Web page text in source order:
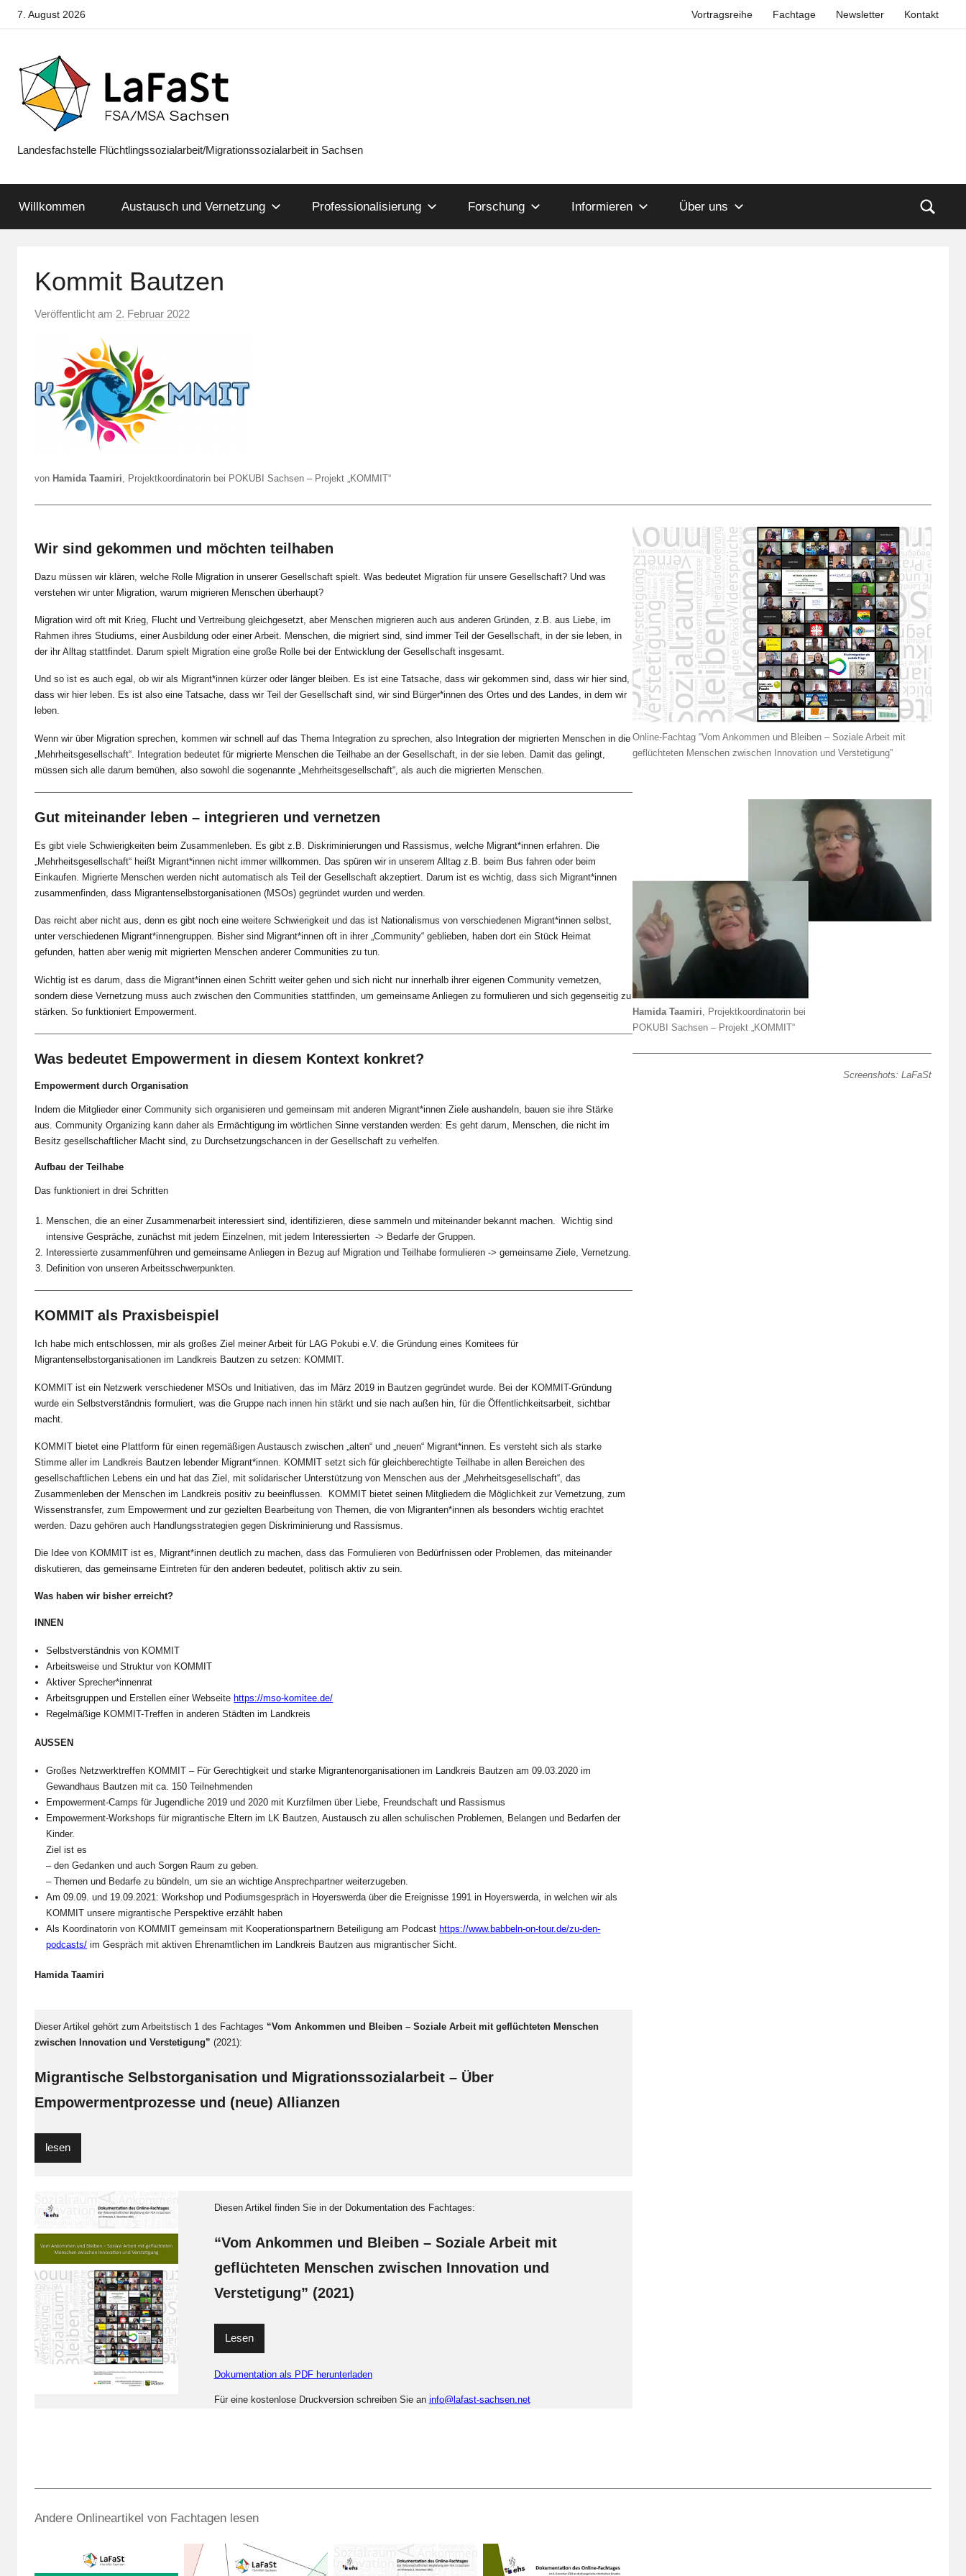
Zum7. August 2026 Vortragsreihe Fachtage Newsletter Kontakt
LaFaSt
FSA/MSA
Landesfachstelle Flüchtlingssozialarbeit/Migrationssozialarbeit in Sachsen
Willkommen Austausch und Vernetzung Professionalisierung Forschung Informieren Über uns
Kommit Bautzen
Veröffentlicht am 2. Februar 2022
a
F
von Hamida Taamiri , Projektkoordinatorin bei POKUBI Sachsen – Projekt „KOMMIT“
Wir sind gekommen und möchten teilhaben
Dazu müssen wir klären, welche Rolle Migration in unserer Gesellschaft spielt. Was bedeutet Migration für unsere Gesellschaft? Und was
verstehen wir unter Migration, warum migrieren Menschen überhaupt?
Migration wird oft mit Krieg, Flucht und Vertreibung gleichgesetzt, aber Menschen migrieren auch aus anderen Gründen, z.B. aus Liebe, im
Rahmen ihres Studiums, einer Ausbildung oder einer Arbeit. Menschen, die migriert sind, sind immer Teil der Gesellschaft, in der sie leben, in
der ihr Alltag stattfindet. Darum spielt Migration eine große Rolle bei der Entwicklung der Gesellschaft insgesamt.
Und so ist es auch egal, ob wir als Migrant*innen kürzer oder länger bleiben. Es ist eine Tatsache, dass wir gekommen sind, dass wir hier sind,
dass wir hier leben. Es ist also eine Tatsache, dass wir Teil der Gesellschaft sind, wir sind Bürger*innen des Ortes und des Landes, in dem wir
leben.
Wenn wir über Migration sprechen, kommen wir schnell auf das Thema Integration zu sprechen, also Integration der migrierten Menschen in die
„Mehrheitsgesellschaft“. Integration bedeutet für migrierte Menschen die Teilhabe an der Gesellschaft, in der sie leben. Damit das gelingt,
müssen sich alle darum bemühen, also sowohl die sogenannte „Mehrheitsgesellschaft“, als auch die migrierten Menschen.
Gut miteinander leben – integrieren und vernetzen
Es gibt viele Schwierigkeiten beim Zusammenleben. Es gibt z.B. Diskriminierungen und Rassismus, welche Migrant*innen erfahren. Die
„Mehrheitsgesellschaft“ heißt Migrant*innen nicht immer willkommen. Das spüren wir in unserem Alltag z.B. beim Bus fahren oder beim
Einkaufen. Migrierte Menschen werden nicht automatisch als Teil der Gesellschaft akzeptiert. Darum ist es wichtig, dass sich Migrant*innen
zusammenfinden, dass Migrantenselbstorganisationen (MSOs) gegründet wurden und werden.
Das reicht aber nicht aus, denn es gibt noch eine weitere Schwierigkeit und das ist Nationalismus von verschiedenen Migrant*innen selbst,
unter verschiedenen Migrant*innengruppen. Bisher sind Migrant*innen oft in ihrer „Community“ geblieben, haben dort ein Stück Heimat
gefunden, hatten aber wenig mit migrierten Menschen anderer Communities zu tun.
Wichtig ist es darum, dass die Migrant*innen einen Schritt weiter gehen und sich nicht nur innerhalb ihrer eigenen Community vernetzen,
sondern diese Vernetzung muss auch zwischen den Communities stattfinden, um gemeinsame Anliegen zu formulieren und sich gegenseitig zu
stärken. So funktioniert Empowerment.
Was bedeutet Empowerment in diesem Kontext konkret?
Empowerment durch Organisation
Indem die Mitglieder einer Community sich organisieren und gemeinsam mit anderen Migrant*innen Ziele aushandeln, bauen sie ihre Stärke
aus. Community Organizing kann daher als Ermächtigung im wörtlichen Sinne verstanden werden: Es geht darum, Menschen, die nicht im
Besitz gesellschaftlicher Macht sind, zu Durchsetzungschancen in der Gesellschaft zu verhelfen.
Aufbau der Teilhabe
Das funktioniert in drei Schritten
Menschen, die an einer Zusammenarbeit interessiert sind, identifizieren, diese sammeln und miteinander bekannt machen. Wichtig sind
intensive Gespräche, zunächst mit jedem Einzelnen, mit jedem Interessierten -> Bedarfe der Gruppen.
Interessierte zusammenführen und gemeinsame Anliegen in Bezug auf Migration und Teilhabe formulieren -> gemeinsame Ziele, Vernetzung.
Definition von unseren Arbeitsschwerpunkten.
KOMMIT als Praxisbeispiel
Ich habe mich entschlossen, mir als großes Ziel meiner Arbeit für LAG Pokubi e.V. die Gründung eines Komitees für
Migrantenselbstorganisationen im Landkreis Bautzen zu setzen: KOMMIT.
KOMMIT ist ein Netzwerk verschiedener MSOs und Initiativen, das im März 2019 in Bautzen gegründet wurde. Bei der KOMMIT-Gründung
wurde ein Selbstverständnis formuliert, was die Gruppe nach innen hin stärkt und sie nach außen hin, für die Öffentlichkeitsarbeit, sichtbar
macht.
KOMMIT bietet eine Plattform für einen regemäßigen Austausch zwischen „alten“ und „neuen“ Migrant*innen. Es versteht sich als starke
Stimme aller im Landkreis Bautzen lebender Migrant*innen. KOMMIT setzt sich für gleichberechtigte Teilhabe in allen Bereichen des
gesellschaftlichen Lebens ein und hat das Ziel, mit solidarischer Unterstützung von Menschen aus der „Mehrheitsgesellschaft“, das
Zusammenleben der Menschen im Landkreis positiv zu beeinflussen. KOMMIT bietet seinen Mitgliedern die Möglichkeit zur Vernetzung, zum
Wissenstransfer, zum Empowerment und zur gezielten Bearbeitung von Themen, die von Migranten*innen als besonders wichtig erachtet
werden. Dazu gehören auch Handlungsstrategien gegen Diskriminierung und Rassismus.
Die Idee von KOMMIT ist es, Migrant*innen deutlich zu machen, dass das Formulieren von Bedürfnissen oder Problemen, das miteinander
diskutieren, das gemeinsame Eintreten für den anderen bedeutet, politisch aktiv zu sein.
Was haben wir bisher erreicht?
INNEN
Selbstverständnis von KOMMIT
Arbeitsweise und Struktur von KOMMIT
Aktiver Sprecher*innenrat
Arbeitsgruppen und Erstellen einer Webseite https://mso-komitee.de/
Regelmäßige KOMMIT-Treffen in anderen Städten im Landkreis
AUSSEN
Großes Netzwerktreffen KOMMIT – Für Gerechtigkeit und starke Migrantenorganisationen im Landkreis Bautzen am 09.03.2020 im
Gewandhaus Bautzen mit ca. 150 Teilnehmenden
Empowerment-Camps für Jugendliche 2019 und 2020 mit Kurzfilmen über Liebe, Freundschaft und Rassismus
Empowerment-Workshops für migrantische Eltern im LK Bautzen, Austausch zu allen schulischen Problemen, Belangen und Bedarfen der
Kinder.
Ziel ist es
–den Gedanken und auch Sorgen Raum zu geben.
–Themen und Bedarfe zu bündeln, um sie an wichtige Ansprechpartner weiterzugeben.
Am 09.09. und 19.09.2021: Workshop und Podiumsgespräch in Hoyerswerda über die Ereignisse 1991 in Hoyerswerda, in welchen wir als
KOMMIT unsere migrantische Perspektive erzählt haben
Als Koordinatorin von KOMMIT gemeinsam mit Kooperationspartnern Beteiligung am Podcast https://www.babbeln-on-tour.de/zu-den-
podcasts/ im Gespräch mit aktiven Ehrenamtlichen im Landkreis Bautzen aus migrantischer Sicht.
Hamida Taamiri
Dieser Artikel gehört zum Arbeitstisch 1 des Fachtages “Vom Ankommen und Bleiben – Soziale Arbeit mit geflüchteten Menschen
zwischen Innovation und Verstetigung” (2021):
Migrantische Selbstorganisation und Migrationssozialarbeit – Über
Empowermentprozesse und (neue) Allianzen
lesen
Diesen Artikel finden Sie in der Dokumentation des Fachtages:
“Vom Ankommen und Bleiben – Soziale Arbeit mit
geflüchteten Menschen zwischen Innovation und
Verstetigung” (2021)
Lesen
Dokumentation als PDF herunterladen
Für eine kostenlose Druckversion schreiben Sie an info@lafast-sachsen.net
Online-Fachtag “Vom Ankommen und Bleiben – Soziale Arbeit mit
geflüchteten Menschen zwischen Innovation und Verstetigung”
Hamida Taamiri , Projektkoordinatorin bei
POKUBI Sachsen – Projekt „KOMMIT“
Screenshots: LaFaSt
Andere Onlineartikel von Fachtagen lesen